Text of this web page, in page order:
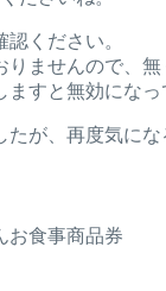
ください。
ませんので、
すと無効にな
が、再度気に
お食事商品券